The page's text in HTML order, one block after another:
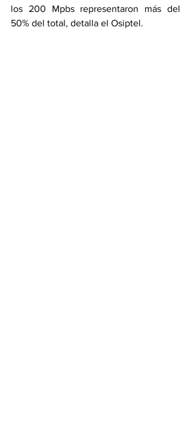
los 200 Mpbs representaron más del
50% del total, detalla el Osiptel.